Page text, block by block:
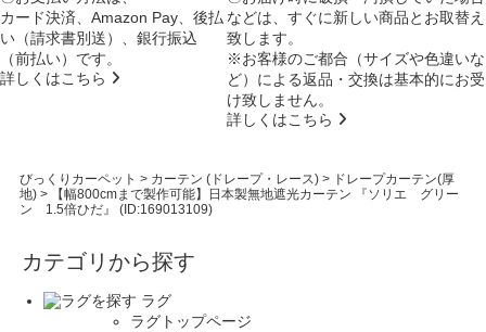
カード決済、Amazon Pay、後払
い（請求書別送）、銀行振込
（前払い）です。
詳しくはこちら
などは、すぐに新しい商品とお取替え
致します。
※お客様のご都合（サイズや色違いな
ど）による返品・交換は基本的にお受
け致しません。
詳しくはこちら
びっくりカーペット > カーテン (ドレープ・レース)> ドレープカーテン(厚
地)>
【幅800cmまで製作可能】日本製無地遮光カーテン 『ソリエ グリー
ン 1.5倍ひだ』 (ID:169013109)
カテゴリから探す
ラグ
ラグトップページ